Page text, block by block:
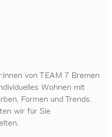
von TEAM 7 Bremen
Wohnen mit
Formen und Trends.
wir für Sie